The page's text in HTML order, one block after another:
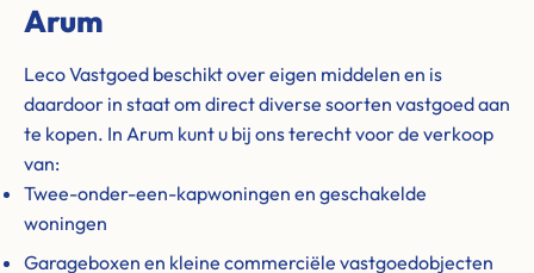
Arum
Leco Vastgoed beschikt over eigen middelen en is
daardoor in staat om direct diverse soorten vastgoed aan
te kopen. In Arum kunt u bij ons terecht voor de verkoop
van:
Twee-onder-een-kapwoningen en geschakelde
woningen
Garageboxen en kleine commerciële vastgoedobjecten